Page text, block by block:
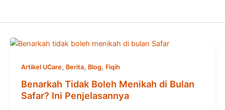
Artikel UCare, Berita, Blog, Fiqih
Benarkah Tidak Boleh Menikah di Bulan
Safar? Ini Penjelasannya